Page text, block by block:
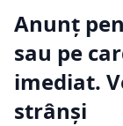
Anunț
sau pe
imediat.
strânși